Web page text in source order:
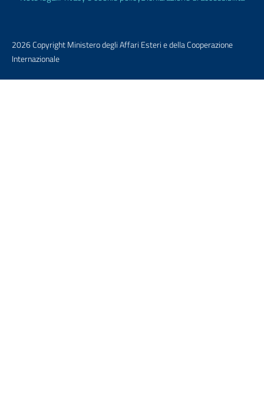
2026 Copyright Ministero degli Affari Esteri e della Cooperazione
Internazionale